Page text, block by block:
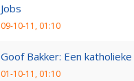
Jobs
09-10-11, 01:10
Goof Bakker: Een
01-10-11, 01:10